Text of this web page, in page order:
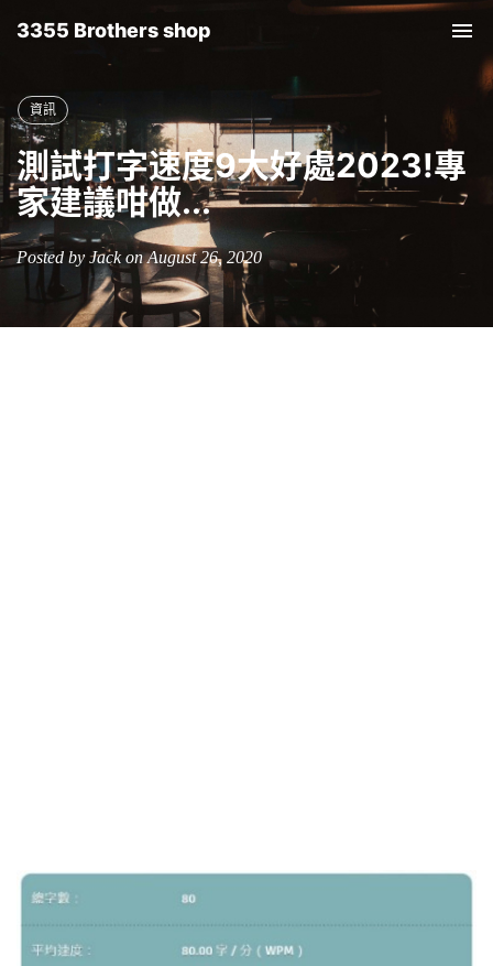
3355 Brothers shop
資訊
測試打字速度9大好處2023!專
家建議咁做...
Posted by Jack on August 26, 2020